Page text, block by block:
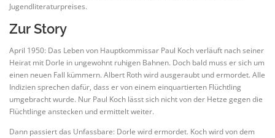
Jugendliteraturpreises.
Zur Story
April 1950: Das Leben von Hauptkommissar Paul Koch verläuft nach seiner
Heirat mit Dorle in ungewohnt ruhigen Bahnen. Doch bald muss er sich um
einen neuen Fall kümmern. Albert Roth wird ausgeraubt und ermordet. Alle
Indizien sprechen dafür, dass er von einem einquartierten Flüchtling
umgebracht wurde. Nur Paul Koch lässt sich nicht von der Hetze gegen die
Flüchtlinge anstecken und ermittelt weiter.
Dann passiert das Unfassbare: Dorle wird ermordet. Koch wird von dem